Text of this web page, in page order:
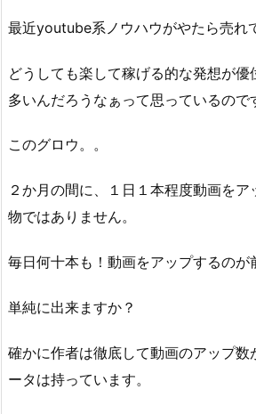
最近youtube系ノウハウがやたら売れ
どうしても楽して稼げる的な発想が
多いんだろうなぁって思っているので
このグロウ。。
２か月の間に、１日１本程度動画を
物ではありません。
毎日何十本も！動画をアップするのが
単純に出来ますか？
確かに作者は徹底して動画のアップ数
ータは持っています。